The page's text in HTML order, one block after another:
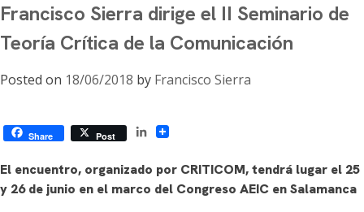
Francisco Sierra dirige el II Seminario de
Teoría Crítica de la Comunicación
Posted on 18/06/2018 by Francisco Sierra
Share Post LinkedIn
El encuentro, organizado por CRITICOM, tendrá lugar el 25
y 26 de junio en el marco del Congreso AEIC en Salamanca